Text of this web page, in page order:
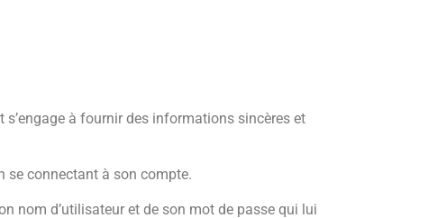
à fournir des informations sincères et
se connectant à son compte.
nom d’utilisateur et de son mot de passe qui lui